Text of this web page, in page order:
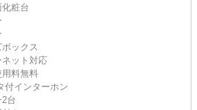
粧台
ックス
ネット対応
用料無料
付インターホン
台